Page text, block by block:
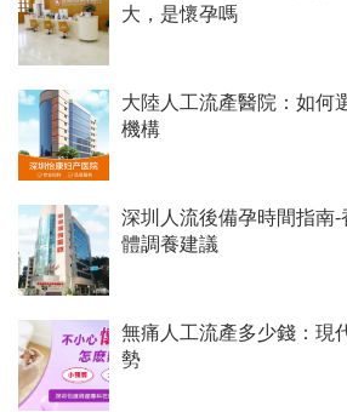
大，是懷孕嗎
大陸人工流產醫院：如何
機構
深圳人流後備孕時間指南
體調養建議
無痛人工流產多少錢：現
勢